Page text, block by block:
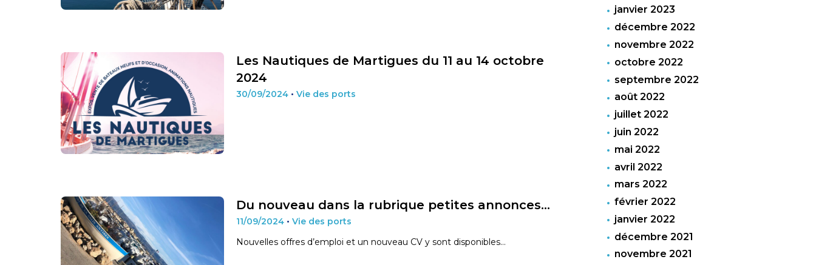
Les Nautiques de Martigues du 11 au 14 octobre
2024
30/09/2024 • Vie des ports
Du nouveau dans la rubrique petites annonces…
11/09/2024 • Vie des ports
Nouvelles offres d’emploi et un nouveau CV y sont disponibles…
janvier 2023
décembre 2022
novembre 2022
octobre 2022
septembre 2022
août 2022
juillet 2022
juin 2022
mai 2022
avril 2022
mars 2022
février 2022
janvier 2022
décembre 2021
novembre 2021